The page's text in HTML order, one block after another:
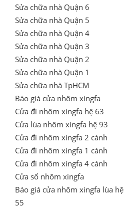
Sửa chữa nhà Quận 6
Sửa chữa nhà Quận 5
Sửa chữa nhà Quận 4
Sửa chữa nhà Quận 3
Sửa chữa nhà Quận 2
Sửa chữa nhà Quận 1
Sửa chữa nhà TpHCM
Báo giá cửa nhôm xingfa
Cửa đi nhôm xingfa hệ 63
Cửa lùa nhôm xingfa hệ 93
Cửa đi nhôm xingfa 2 cánh
Cửa đi nhôm xingfa 1 cánh
Cửa đi nhôm xingfa 4 cánh
Cửa sổ nhôm xingfa
Báo giá cửa nhôm xingfa lùa hệ
55